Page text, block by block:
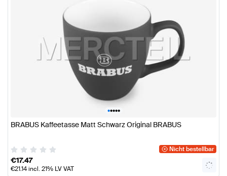
•••••
BRABUS Kaffeetasse Matt Schwarz Original BRABUS
Nicht bestellbar
€17.47
€21.14incl. 21% LV VAT